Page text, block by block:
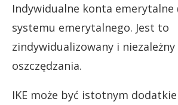
Indywidualne konta emerytalne
systemu emerytalnego. Jest to
zindywidualizowany i
oszczędzania.
IKE może być istotnym